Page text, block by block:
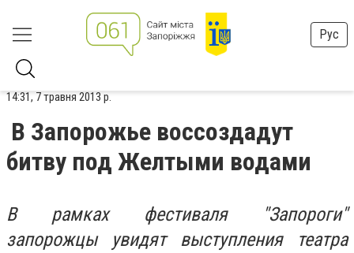
Рус
14:31, 7 травня 2013 р.
В Запорожье воссоздадут
битву под Желтыми водами
В рамках фестиваля "Запороги"
запорожцы увидят выступления театра